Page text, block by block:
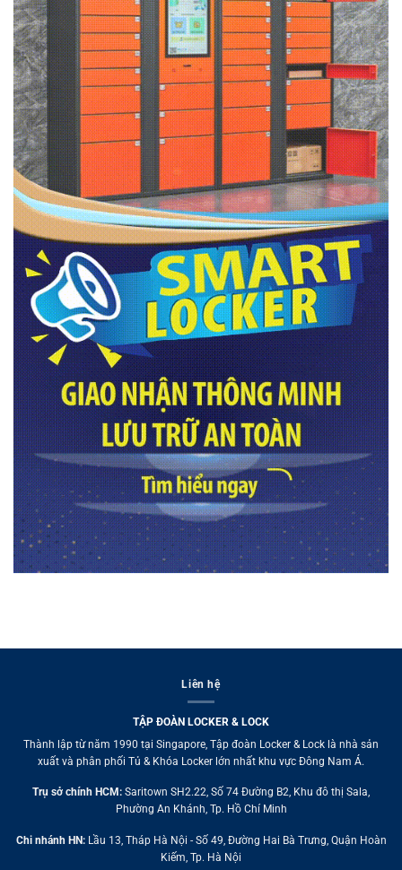
Liên hệ
TẬP ĐOÀN LOCKER & LOCK
Thành lập từ năm 1990 tại Singapore, Tập đoàn Locker & Lock là nhà sản
xuất và phân phối Tủ & Khóa Locker lớn nhất khu vực Đông Nam Á.
Trụ sở chính HCM: Saritown SH2.22, Số 74 Đường B2, Khu đô thị Sala,
Phường An Khánh, Tp. Hồ Chí Minh
Chi nhánh HN:Lầu 13, Tháp Hà Nội - Số 49, Đường Hai Bà Trưng, Quận Hoàn
Kiếm, Tp. Hà Nội